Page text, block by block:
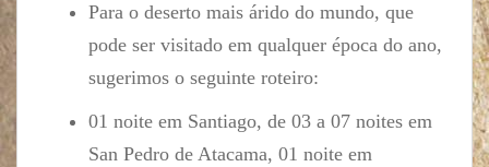
Para o deserto mais árido do mundo, que
pode ser visitado em qualquer época do ano,
sugerimos o seguinte roteiro:
01 noite em Santiago, de 03 a 07 noites em
San Pedro de Atacama, 01 noite em